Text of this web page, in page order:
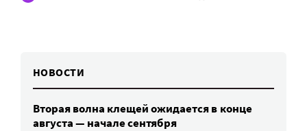
НОВОСТИ
Вторая волна клещей ожидается в конце
августа — начале сентября